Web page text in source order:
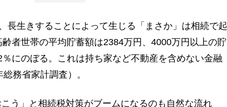
長生きすることによって生じる「まさか」は相続で起
者世帯の平均貯蓄額は2384万円、4000万円以上の貯
にのぼる。これは持ち家など不動産を含めない金融
務省家計調査）。
こう」と相続税対策がブームになるのも自然な流れ